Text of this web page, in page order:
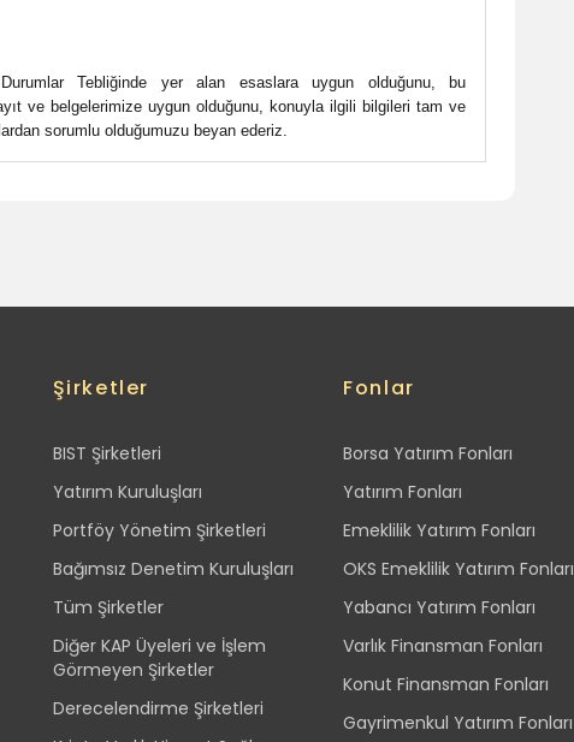
Durumlar Tebliğinde yer alan esaslara uygun olduğunu, bu
ve belgelerimize uygun olduğunu, konuyla ilgili bilgileri tam ve
sorumlu olduğumuzu beyan ederiz.
Şirketler
BIST Şirketleri
Yatırım Kuruluşları
Portföy Yönetim Şirketleri
Bağımsız Denetim Kuruluşları
Tüm Şirketler
Diğer KAP Üyeleri ve İşlem
Görmeyen Şirketler
Derecelendirme Şirketleri
Fonlar
Borsa Yatırım Fonları
Yatırım Fonları
Emeklilik Yatırım Fonları
OKS Emeklilik Yatırım Fonları
Yabancı Yatırım Fonları
Varlık Finansman Fonları
Konut Finansman Fonları
Gayrimenkul Yatırım Fonları